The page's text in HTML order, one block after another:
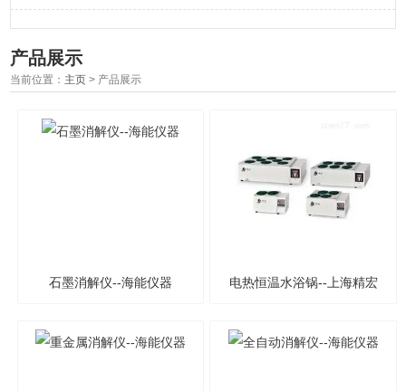
产品展示
当前位置： 主页 > 产品展示
石墨消解仪--海能仪器 电热恒温水浴锅--上海精宏